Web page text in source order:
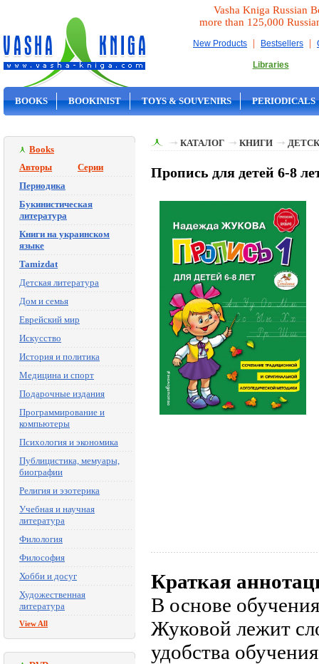
Vasha Kniga Russian
more than 125,000
New Products | Bestsellers |
Libraries
BOOKS BOOKINIST TOYS & SOUVENIRS PERIODICALS
Books
Авторы
Серии
Периодика
Букинистическая
литература
Книги на украинском
языке
Tamizdat
Детская литература
Дом и семья
Еврейский мир
Искусство
История и политика
Медицина и спорт
Подарочные издания
Программирование и
компьютеры
Психология и экономика
Публицистика, мемуары,
биографии
Религия и эзотерика
Учебная и научная
литература
Филология
Философия
Хобби и досуг
Художественная
литература
View All
КАТАЛОГ КНИГИ
Пропись для детей 6-8
Краткая
В основе
Жуковой лежит
удобства